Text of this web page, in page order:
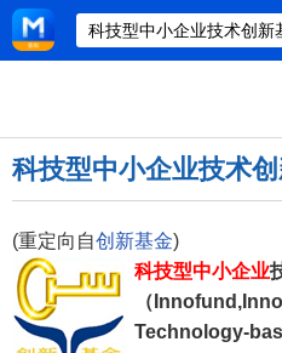
科技型中小企业技术
(重定向自创新基金)
科技型中小企业
（
Technology-